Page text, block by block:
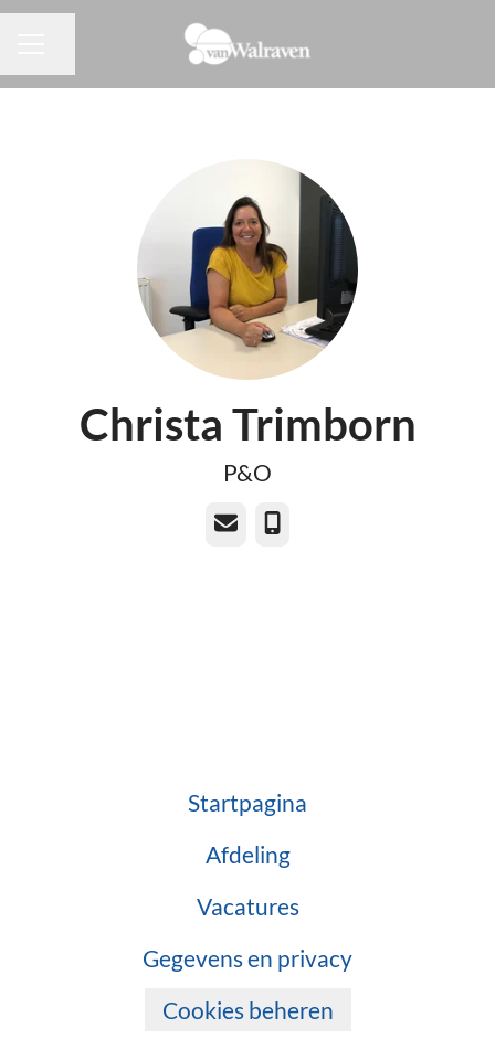
Christa Trimborn
P&O
E-mailadresTelefoonnummer
Startpagina
Afdeling
Vacatures
Gegevens en privacy
Cookies beheren